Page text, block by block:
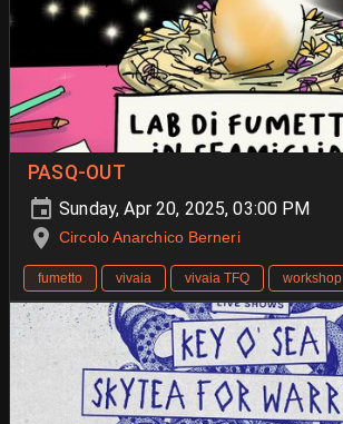
PASQ-OUT
Sunday, Apr 20, 2025, 03:00 PM
Circolo Anarchico Berneri
fumetto vivaia vivaia TFQ workshop